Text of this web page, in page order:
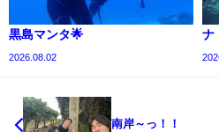
黒島マンタ🌟
2026.08.02
ナ
南岸～っ！！